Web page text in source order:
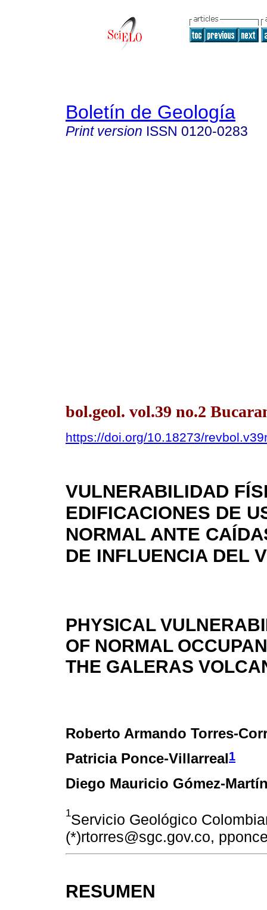
Boletín de Geología
Print version ISSN 0120-0283
bol.geol. vol.39 no.2
https://doi.org/10.18273/
VULNERABILIDAD
EDIFICACIONES DE
NORMAL ANTE
DE INFLUENCIA DEL
PHYSICAL
OF NORMAL
THE GALERAS
Roberto Armando Torres-
Patricia Ponce-Villarreal1
Diego Mauricio Gómez-
1Servicio Geológico
(*)rtorres@sgc.gov.co,
RESUMEN